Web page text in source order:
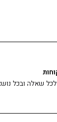
לכל שאלה ובכל